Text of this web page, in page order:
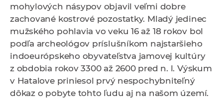
p
r
a
c
o
v
n
mohylových násypov objavil veľmi dobre
zachované kostrové pozostatky. Mladý jedinec
mužského pohlavia vo veku 16 až 18 rokov bol
podľa archeológov príslušníkom najstaršieho
indoeurópskeho obyvateľstva jamovej kultúry
z obdobia rokov 3300 až 2600 pred n. l. Výskum
v Hatalove priniesol prvý nespochybniteľný
dôkaz o pobyte tohto ľudu aj na našom území.